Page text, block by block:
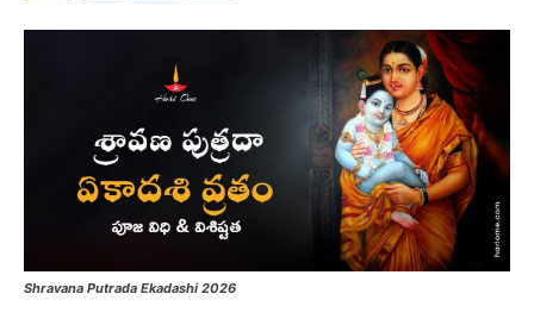
Shravana Putrada Ekadashi 2026